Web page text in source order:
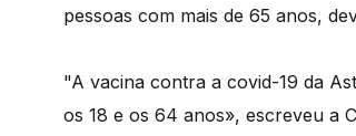
pessoas com mais de 65 anos,
"A vacina contra a covid-19 da
os 18 e os 64 anos», escreveu a